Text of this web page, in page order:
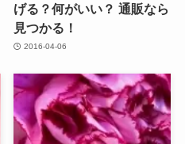
げる？何がいい？ 通販なら
見つかる！
2016-04-06